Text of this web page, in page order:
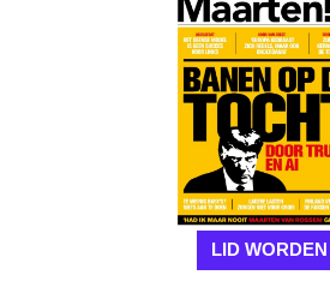
LID WORDEN